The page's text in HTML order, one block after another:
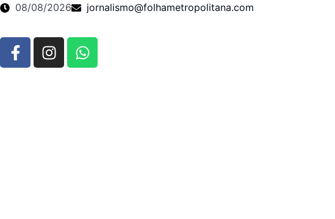
08/08/2026 jornalismo@folhametropolitana.com